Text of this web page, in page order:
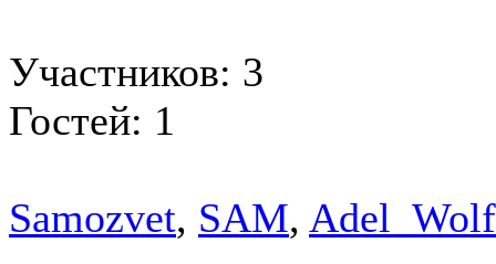
Участников: 3
Гостей: 1
Samozvet, SAM, Adel_Wolf